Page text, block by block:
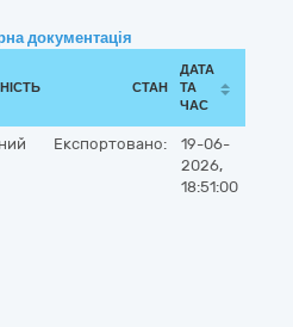
документація
СТАН
ДАТА
ТА
ЧАС
Експортовано:
19-06-
2026,
18:51:00